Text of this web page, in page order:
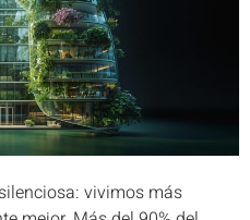
vivimos más